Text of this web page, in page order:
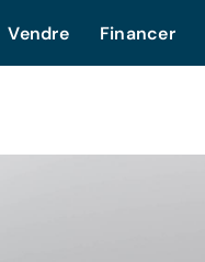
Vendre Financer